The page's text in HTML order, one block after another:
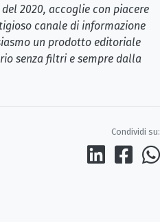
2020, accoglie con piacere
canale di informazione
un prodotto editoriale
senza filtri e sempre dalla
Condividi su: